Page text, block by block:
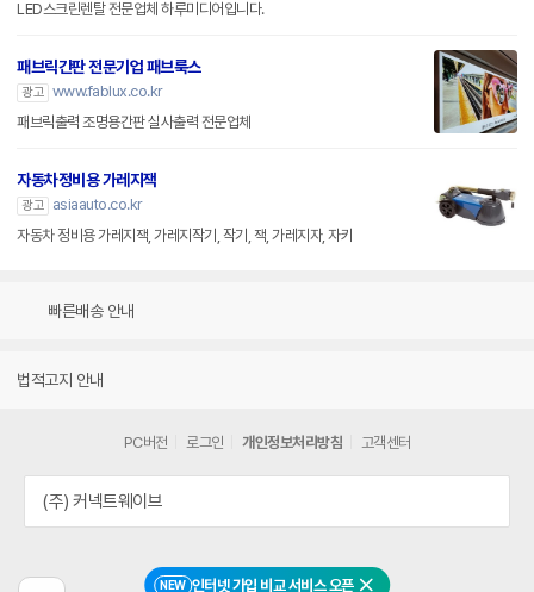
NEW 인터넷 가입 비교 서비스 오픈
LED스크린렌탈 전문업체 하루미디어입니다.
패브릭간판 전문기업 패브룩스
광고 www.fablux.co.kr
패브릭출력 조명용간판 실사출력 전문업체
자동차정비용 가레지잭
광고
asiaauto.co.kr
자동차 정비용 가레지잭, 가레지작기, 작기, 잭, 가레지자, 자키
빠른배송 안내
법적고지 안내
PC버전 로그인 개인정보처리방침 고객센터
(주) 커넥트웨이브